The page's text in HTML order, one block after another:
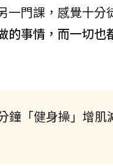
門課，感覺十分
的事情，而一切
「健身操」增肌